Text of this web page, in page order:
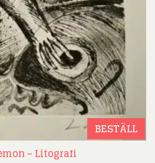
BESTÄLL
– Litografi